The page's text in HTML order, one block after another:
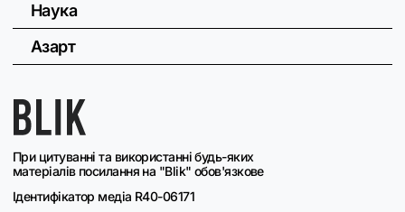
При цитуванні та використанні будь-яких
матеріалів посилання на "Blik" обов'язкове
Ідентифікатор медіа R40-06171
Наука
Азарт